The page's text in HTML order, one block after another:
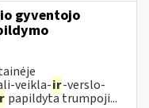
gyventojo
veikla-ir-verslo-
papildyta trumpoji...